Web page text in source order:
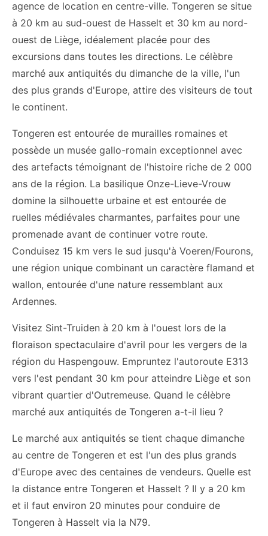
agence de location en centre-ville. Tongeren se situe
à 20 km au sud-ouest de Hasselt et 30 km au nord-
ouest de Liège, idéalement placée pour des
excursions dans toutes les directions. Le célèbre
marché aux antiquités du dimanche de la ville, l'un
des plus grands d'Europe, attire des visiteurs de tout
le continent.
Tongeren est entourée de murailles romaines et
possède un musée gallo-romain exceptionnel avec
des artefacts témoignant de l'histoire riche de 2 000
ans de la région. La basilique Onze-Lieve-Vrouw
domine la silhouette urbaine et est entourée de
ruelles médiévales charmantes, parfaites pour une
promenade avant de continuer votre route.
Conduisez 15 km vers le sud jusqu'à Voeren/Fourons,
une région unique combinant un caractère flamand et
wallon, entourée d'une nature ressemblant aux
Ardennes.
Visitez Sint-Truiden à 20 km à l'ouest lors de la
floraison spectaculaire d'avril pour les vergers de la
région du Haspengouw. Empruntez l'autoroute E313
vers l'est pendant 30 km pour atteindre Liège et son
vibrant quartier d'Outremeuse. Quand le célèbre
marché aux antiquités de Tongeren a-t-il lieu ?
Le marché aux antiquités se tient chaque dimanche
au centre de Tongeren et est l'un des plus grands
d'Europe avec des centaines de vendeurs. Quelle est
la distance entre Tongeren et Hasselt ? Il y a 20 km
et il faut environ 20 minutes pour conduire de
Tongeren à Hasselt via la N79.